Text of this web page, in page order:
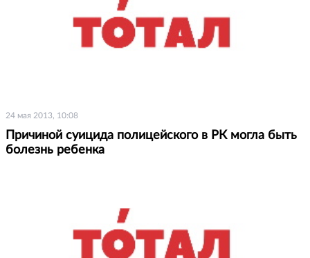
24 мая 2013, 10:08
Причиной суицида полицейского в РК могла быть
болезнь ребенка